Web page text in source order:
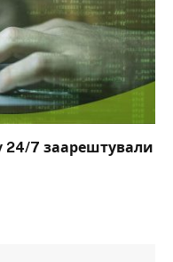
24/7 заарештували